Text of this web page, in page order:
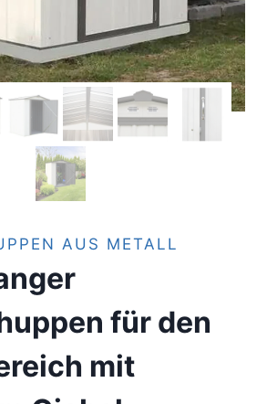
AUS METALL
für den
mit